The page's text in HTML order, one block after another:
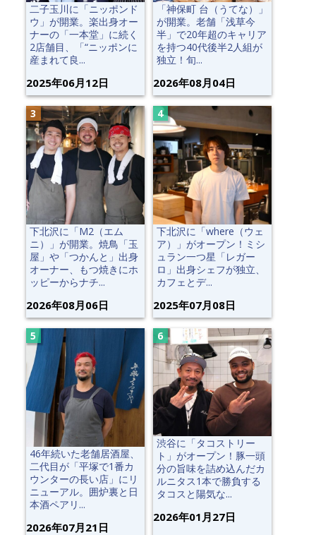
二子玉川に「ニッポンド
ウ」が開業。楽出身オー
ナーの「一本堂」に続く
2店舗目、「“ニッポンに
産まれて良...
2025年06月12日
「神保町 台（うてな）」
が開業。老舗「浅草今
半」で20年超のキャリア
を持つ40代後半2人組が
独立！旬...
2026年08月04日
下北沢に「M2（エム
ニ）」が開業。焼鳥「玉
屋」や「つかんと」出身
オーナー、もつ焼きにホ
ッピーからナチ...
2026年08月06日
下北沢に「where（ウェ
ア）」がオープン！ミシ
ュラン一つ星「レガー
ロ」出身シェフが独立、
カフェとデ...
2025年07月08日
46年続いた老舗居酒屋、
二代目が「平塚で1番カ
ウンターの長い店」にリ
ニューアル。囲炉裏と日
本酒ペアリ...
2026年07月21日
渋谷に「タコストリー
ト」がオープン！豚一頭
分の旨味を詰め込んだカ
ルニタス1本で勝負する
タコスと陽気な...
2026年01月27日